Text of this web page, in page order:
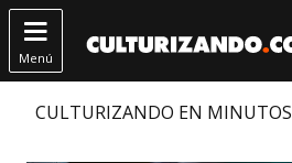

Menú
CULTURIZANDO EN MINUTOS